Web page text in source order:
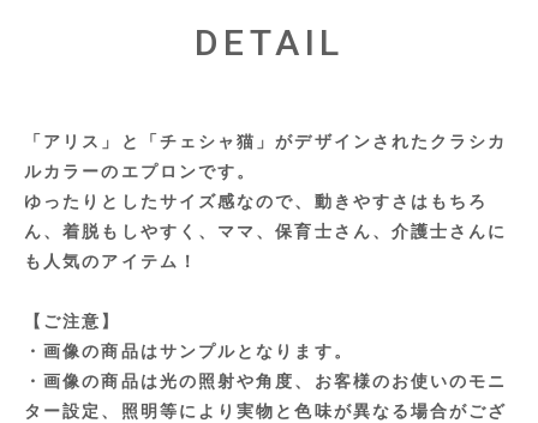
DETAIL
「アリス」と「チェシャ猫」がデザインされたクラシカ
ルカラーのエプロンです。
ゆったりとしたサイズ感なので、動きやすさはもちろ
ん、着脱もしやすく、ママ、保育士さん、介護士さんに
も人気のアイテム！
【ご注意】
・画像の商品はサンプルとなります。
・画像の商品は光の照射や角度、お客様のお使いのモニ
ター設定、照明等により実物と色味が異なる場合がござ